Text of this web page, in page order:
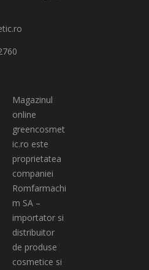
Magazinul
online
greencosmet
ic.ro este
proprietatea
companiei
Romfarmachi
m SA –
importator si
distribuitor
de produse
cosmetice si